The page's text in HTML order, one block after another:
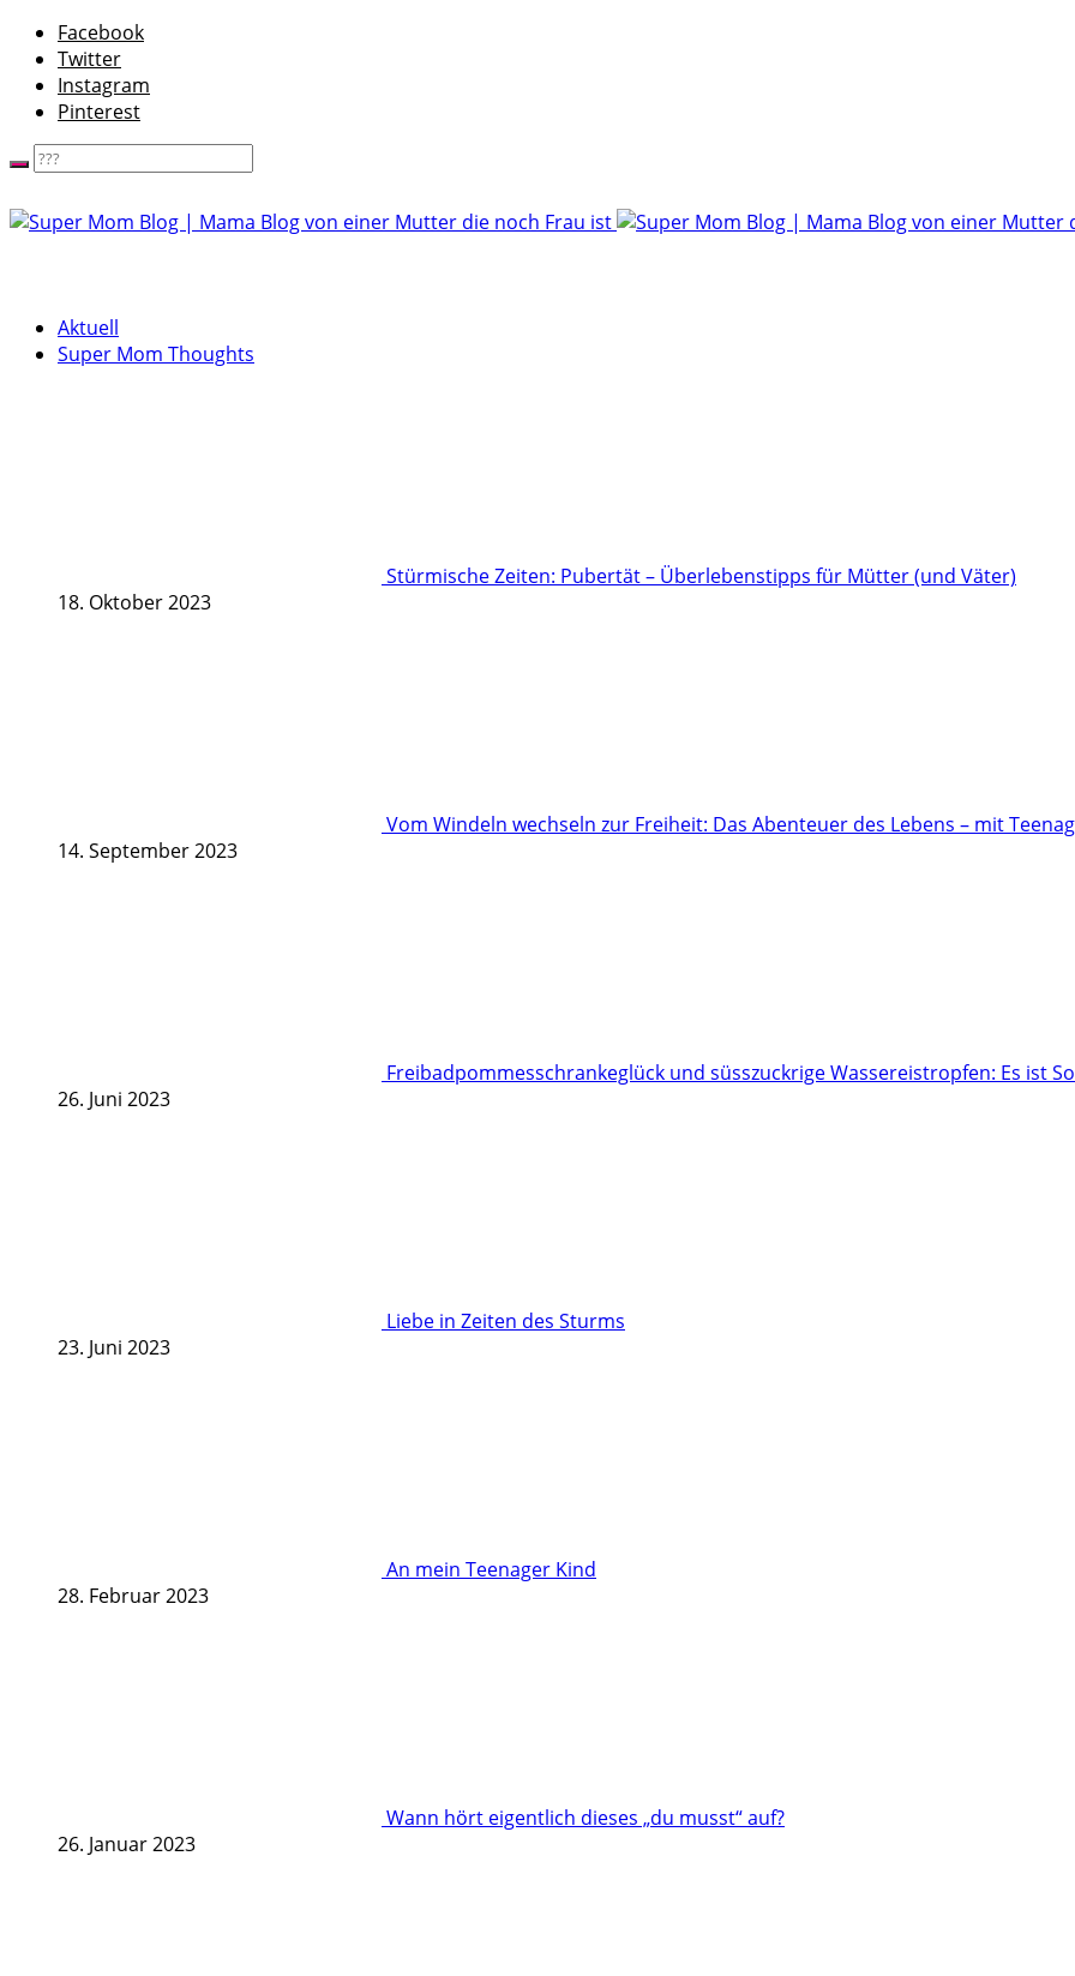
Facebook
Twitter
Instagram
Pinterest
Aktuell
Super Mom Thoughts
Stürmische Zeiten: Pubertät – Überlebenstipps für Mütter (und Väter)
18. Oktober 2023
Vom Windeln wechseln zur Freiheit: Das Abenteuer des Lebens – mit
14. September 2023
Freibadpommesschrankeglück und süsszuckrige Wassereistropfen: Es ist
26. Juni 2023
Liebe in Zeiten des Sturms
23. Juni 2023
An mein Teenager Kind
28. Februar 2023
Wann hört eigentlich dieses „du musst“ auf?
26. Januar 2023